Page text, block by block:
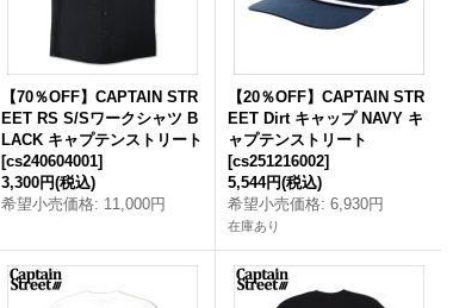
【70％OFF】CAPTAIN STR
EET RS S/Sワークシャツ B
LACK キャプテンストリート
[cs240604001]
3,300円(税込)
希望小売価格: 11,000円
【20％OFF】CAPTAIN STR
EET Dirt キャップ NAVY キ
ャプテンストリート
[cs251216002]
5,544円(税込)
希望小売価格: 6,930円
在庫あり